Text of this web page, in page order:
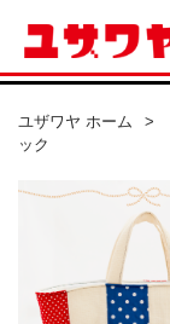
ユザワヤ ホーム
ック